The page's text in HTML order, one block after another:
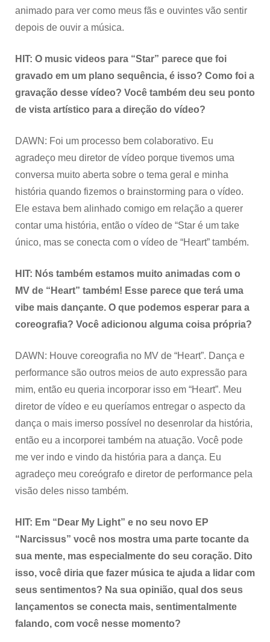
animado para ver como meus fãs e ouvintes vão sentir
depois de ouvir a música.
HIT: O music videos para “Star” parece que foi
gravado em um plano sequência, é isso? Como foi a
gravação desse vídeo? Você também deu seu ponto
de vista artístico para a direção do vídeo?
DAWN: Foi um processo bem colaborativo. Eu
agradeço meu diretor de vídeo porque tivemos uma
conversa muito aberta sobre o tema geral e minha
história quando fizemos o brainstorming para o vídeo.
Ele estava bem alinhado comigo em relação a querer
contar uma história, então o vídeo de “Star é um take
único, mas se conecta com o vídeo de “Heart” também.
HIT: Nós também estamos muito animadas com o
MV de “Heart” também! Esse parece que terá uma
vibe mais dançante. O que podemos esperar para a
coreografia? Você adicionou alguma coisa própria?
DAWN: Houve coreografia no MV de “Heart”. Dança e
performance são outros meios de auto expressão para
mim, então eu queria incorporar isso em “Heart”. Meu
diretor de vídeo e eu queríamos entregar o aspecto da
dança o mais imerso possível no desenrolar da história,
então eu a incorporei também na atuação. Você pode
me ver indo e vindo da história para a dança. Eu
agradeço meu coreógrafo e diretor de performance pela
visão deles nisso também.
HIT: Em “Dear My Light” e no seu novo EP
“Narcissus” você nos mostra uma parte tocante da
sua mente, mas especialmente do seu coração. Dito
isso, você diria que fazer música te ajuda a lidar com
seus sentimentos? Na sua opinião, qual dos seus
lançamentos se conecta mais, sentimentalmente
falando, com você nesse momento?